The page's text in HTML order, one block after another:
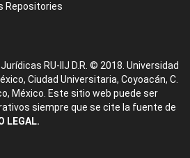
Repositories
RU-IIJ D.R. © 2018. Universidad
Ciudad Universitaria, Coyoacán, C.
México. Este sitio web puede ser
siempre que se cite la fuente de
LEGAL.